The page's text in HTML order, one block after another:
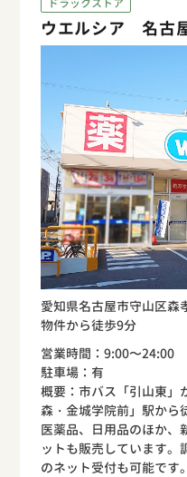
ドラックストア
ウエルシア 名古
愛知県名古屋市守山区森
物件から徒歩9分
営業時間：9:00〜24:00
駐車場：有
概要：市バス「引山東」
森・金城学院前」駅から
医薬品、日用品のほか、
ットも販売しています。
のネット受付も可能です